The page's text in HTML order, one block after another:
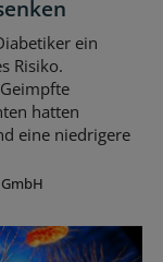
ein
Risiko.
hatten
eine niedrigere